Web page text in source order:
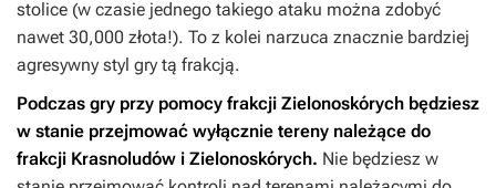
stolice (w czasie jednego takiego ataku można zdobyć
nawet 30,000 złota!). To z kolei narzuca znacznie bardziej
agresywny styl gry tą frakcją.
Podczas gry przy pomocy frakcji Zielonoskórych będziesz
w stanie przejmować wyłącznie tereny należące do
frakcji Krasnoludów i Zielonoskórych. Nie będziesz w